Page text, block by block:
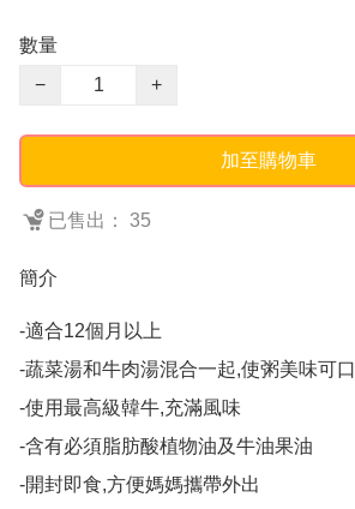
數量
−
+
加至購物車
已售出： 35
簡介
-適合12個月以上
-蔬菜湯和牛肉湯混合一起,使粥美味可口
-使用最高級韓牛,充滿風味
-含有必須脂肪酸植物油及牛油果油
-開封即食,方便媽媽攜帶外出